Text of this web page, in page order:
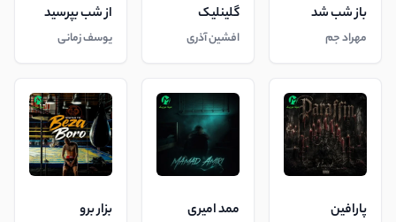
باز شب شد
مهراد جم
گلینلیک
افشین آذری
از شب بپرسید
یوسف زمانی
پارافین ممد امیری بزار برو